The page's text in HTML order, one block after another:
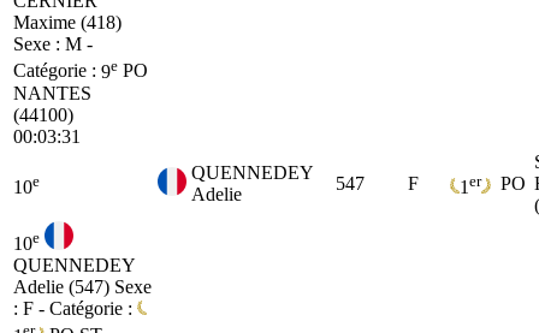
Maxime (418)
Sexe : M -
Catégorie : 9e PO
NANTES
(44100)
00:03:31
10e
QUENNEDEY
Adelie
547 F 1 er PO
10e
QUENNEDEY
Adelie (547) Sexe
: F - Catégorie :
er